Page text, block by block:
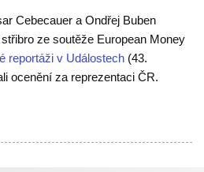
Cebecauer a Ondřej Buben
ze soutěže European Money
reportáži v Událostech (43.
ocenění za reprezentaci ČR.